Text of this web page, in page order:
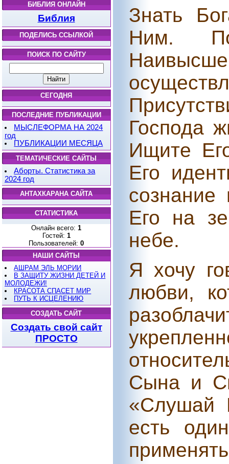
БИБЛИЯ ОНЛАЙН
Библия
ПОДЕЛИСЬ ССЫЛКОЙ
ПОИСК ПО САЙТУ
СЕГОДНЯ
ПОСЛЕДНИЕ ПУБЛИКАЦИИ
МЫСЛЕФОРМА НА 2024
год
ПУБЛИКАЦИИ МЕСЯЦА
ТЕМАТИЧЕСКИЕ САЙТЫ
Аборты. Статистика за
2024 год
АНТАХКАРАНА САЙТА
СТАТИСТИКА
Онлайн всего: 1
Гостей: 1
Пользователей: 0
НАШИ САЙТЫ
АШРАМ ЭЛЬ МОРИИ
В ЗАЩИТУ ЖИЗНИ ДЕТЕЙ И
МОЛОДЕЖИ!
КРАСОТА СПАСЕТ МИР
ПУТЬ К ИСЦЕЛЕНИЮ
СОЗДАТЬ САЙТ
Создать свой сайт
ПРОСТО
Знать
Ним.
Господа
Ищите
Его
сознание
Его на
небе.
Я хочу
любви,
Сына и
«Слушай
есть